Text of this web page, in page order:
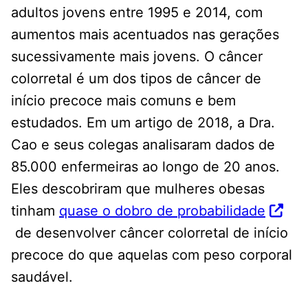
adultos jovens entre 1995 e 2014, com
aumentos mais acentuados nas gerações
sucessivamente mais jovens. O câncer
colorretal é um dos tipos de câncer de
início precoce mais comuns e bem
estudados. Em um artigo de 2018, a Dra.
Cao e seus colegas analisaram dados de
85.000 enfermeiras ao longo de 20 anos.
Eles descobriram que mulheres obesas
tinham quase o dobro de probabilidade
de desenvolver câncer colorretal de início
precoce do que aquelas com peso corporal
saudável.